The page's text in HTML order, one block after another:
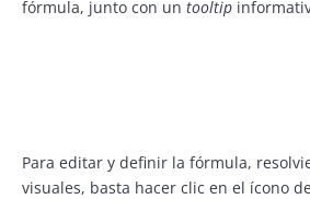
fórmula, junto con un tooltip
Para editar y definir la fórmula,
visuales, basta hacer clic en el ícono